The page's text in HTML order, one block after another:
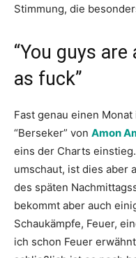
Stimmung, die
“You guys
as fuck”
Fast genau einen
“Berseker” von Amon
eins der Charts
umschaut, ist dies aber
des späten
bekommt aber auch
Schaukämpfe, Feuer,
ich schon Feuer